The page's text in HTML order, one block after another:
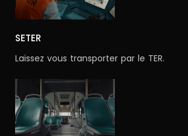
SETER
Laissez vous transporter par le TER.